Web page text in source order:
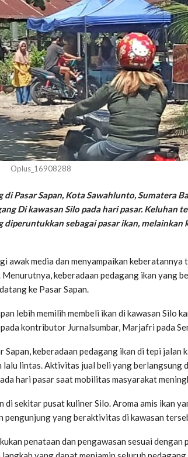
Oplus_16908288
di Pasar Sapan, Kota Sawahlunto, Sumatera
Di kawasan Silo pada hari pasar. Keluhan
sebagai pasar ikan, melainkan
awak media dan menyampaikan
keberadaan pedagang ikan yang
ke Pasar Sapan.
lebih memilih membeli ikan di kawasan Silo
kontributor Jurnalsumbar, Marjafri pada
keberadaan pedagang ikan di tepi jalan
lintas. Aktivitas jual beli yang berlangsung
hari pasar saat mobilitas masyarakat
sekitar pusat kuliner Silo. Aroma amis ikan
pengunjung yang beraktivitas di kawasan
penataan dan pengawasan sesuai dengan